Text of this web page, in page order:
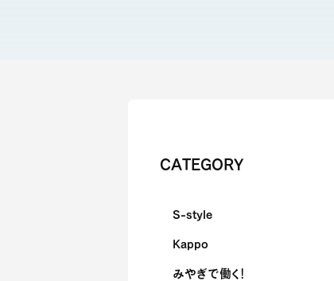
CATEGORY
S-style
Kappo
みやぎで働く！